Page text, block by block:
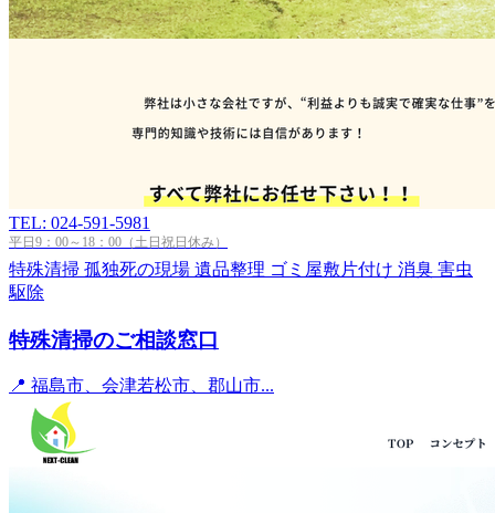
TEL: 024-591-5981
平日9：00～18：00（土日祝日休み）
特殊清掃 孤独死の現場 遺品整理 ゴミ屋敷片付け 消臭 害虫
駆除
特殊清掃のご相談窓口
📍 福島市、会津若松市、郡山市...